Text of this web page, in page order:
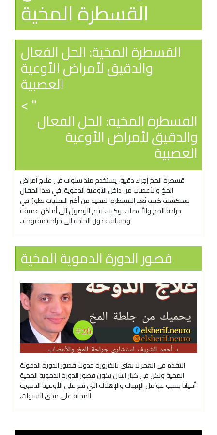
القسطرة المخية
القسطرة المخية: الحل الفعال
والدقيق لأمراض الأوعية
العصبية
" >
القسطرة المخية: الحل الفعال
والدقيق لأمراض الأوعية
العصبية
قسطرة المخ إجراء دقيق يستخدم منذ سنوات في علاج أمراض
المخ والأعصاب من داخل الأوعية الدموية. في هذا المقال
نستكشف كيف تُعد القسطرة المخية من أكثر التقنيات تطورًا في
جراحة المخ والأعصاب، وكيف تتيح الوصول إلى أماكن عميقة
وحساسة دون الحاجة إلى جراحة مفتوحة..
قصور الدورة الدموية المخية
التقدم في العمر لا يعني بالضرورة حدوث قصور الدورة الدموية
المخية ولكن في كبار السن يكون قصور الدورة الدموية المخية
أحيانا بسبب عوامل الإنهاك والإهلاك التي تمر على الأوعية الدموية
المخية على مدى السنوات.